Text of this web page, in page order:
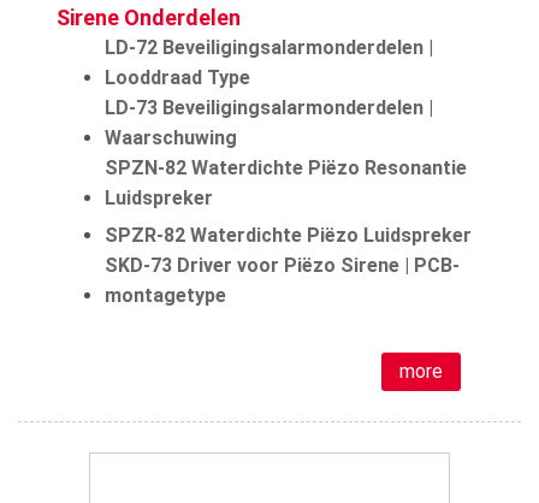
Sirene Onderdelen
LD-72 Beveiligingsalarmonderdelen |
Looddraad Type
LD-73 Beveiligingsalarmonderdelen |
Waarschuwing
SPZN-82 Waterdichte Piëzo Resonantie
Luidspreker
SPZR-82 Waterdichte Piëzo Luidspreker
SKD-73 Driver voor Piëzo Sirene | PCB-
montagetype
more